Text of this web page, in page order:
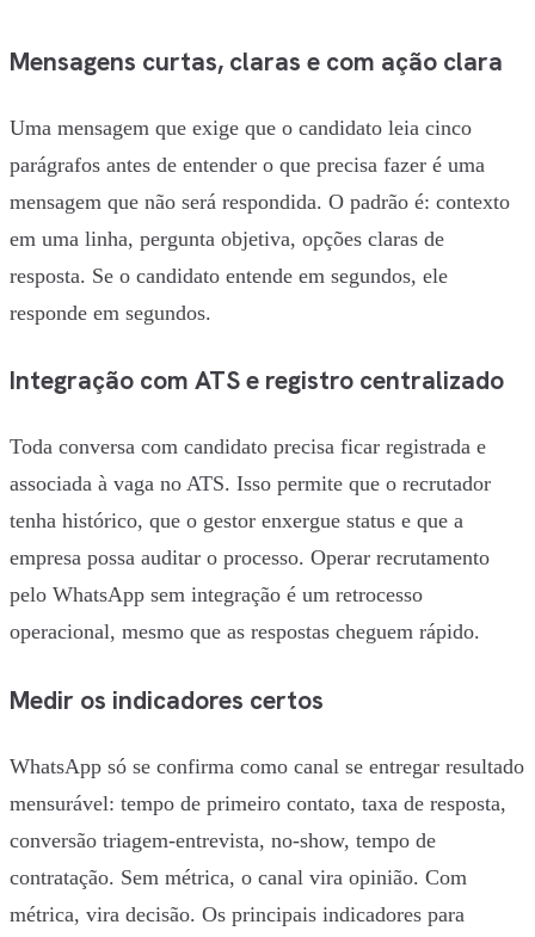
Mensagens curtas, claras e com ação clara
Uma mensagem que exige que o candidato leia cinco
parágrafos antes de entender o que precisa fazer é uma
mensagem que não será respondida. O padrão é: contexto
em uma linha, pergunta objetiva, opções claras de
resposta. Se o candidato entende em segundos, ele
responde em segundos.
Integração com ATS e registro centralizado
Toda conversa com candidato precisa ficar registrada e
associada à vaga no ATS. Isso permite que o recrutador
tenha histórico, que o gestor enxergue status e que a
empresa possa auditar o processo. Operar recrutamento
pelo WhatsApp sem integração é um retrocesso
operacional, mesmo que as respostas cheguem rápido.
Medir os indicadores certos
WhatsApp só se confirma como canal se entregar resultado
mensurável: tempo de primeiro contato, taxa de resposta,
conversão triagem-entrevista, no-show, tempo de
contratação. Sem métrica, o canal vira opinião. Com
métrica, vira decisão. Os principais indicadores para